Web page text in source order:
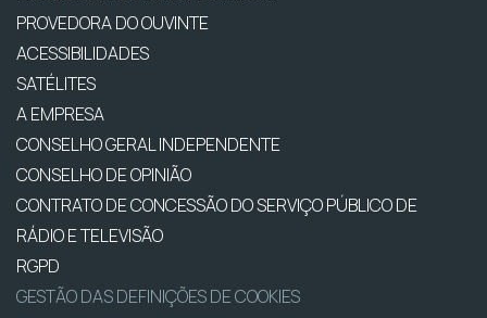
PROVEDORA DO OUVINTE
ACESSIBILIDADES
SATÉLITES
A EMPRESA
CONSELHO GERAL INDEPENDENTE
CONSELHO DE OPINIÃO
CONTRATO DE CONCESSÃO DO SERVIÇO PÚBLICO DE
RÁDIO E TELEVISÃO
RGPD
GESTÃO DAS DEFINIÇÕES DE COOKIES